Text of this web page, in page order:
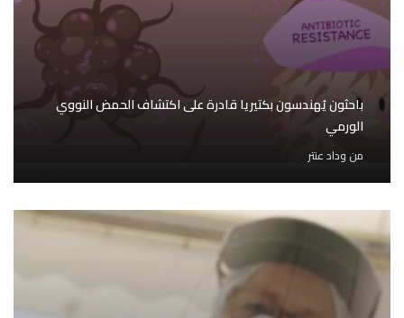
باحثون يُهندسون بكتيريا قادرة على اكتشاف الحمض النووي
الورمي
من وداد عنتر